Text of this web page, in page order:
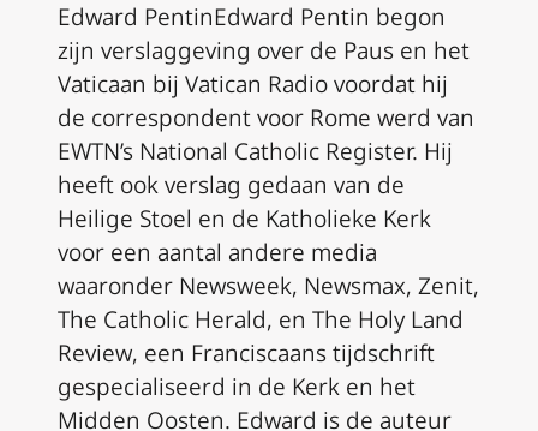
Edward PentinEdward Pentin begon
zijn verslaggeving over de Paus en het
Vaticaan bij Vatican Radio voordat hij
de correspondent voor Rome werd van
EWTN’s National Catholic Register. Hij
heeft ook verslag gedaan van de
Heilige Stoel en de Katholieke Kerk
voor een aantal andere media
waaronder Newsweek, Newsmax, Zenit,
The Catholic Herald, en The Holy Land
Review, een Franciscaans tijdschrift
gespecialiseerd in de Kerk en het
Midden Oosten. Edward is de auteur